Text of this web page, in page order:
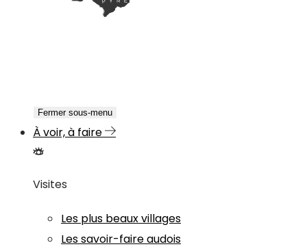
Fermer sous-menu
À voir, à faire
Visites
Les plus beaux villages
Les savoir-faire audois